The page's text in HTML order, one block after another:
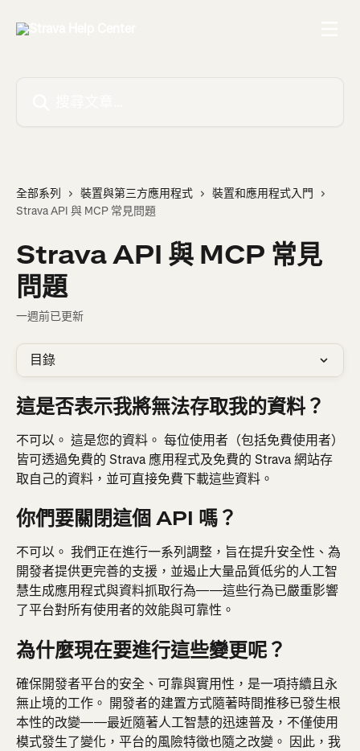
全部系列 裝置與第三方應用程式
裝置和應用程式入門
Strava API 與 MCP 常見問題
Strava API 與 MCP 常見
問題
一週前已更新
目錄
這是否表示我將無法存取我的資料？
不可以。 這是您的資料。 每位使用者（包括免費使用者）
皆可透過免費的 Strava 應用程式及免費的 Strava 網站存
取自己的資料，並可直接免費下載這些資料。
你們要關閉這個 API 嗎？
不可以。 我們正在進行一系列調整，旨在提升安全性、為
開發者提供更完善的支援，並遏止大量品質低劣的人工智
慧生成應用程式與資料抓取行為——這些行為已嚴重影響
了平台對所有使用者的效能與可靠性。
為什麼現在要進行這些變更呢？
確保開發者平台的安全、可靠與實用性，是一項持續且永
無止境的工作。 開發者的建置方式隨著時間推移已發生根
本性的改變——最近隨著人工智慧的迅速普及，不僅使用
模式發生了變化，平台的風險特徵也隨之改變。 因此，我